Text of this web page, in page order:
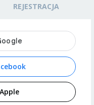
REJESTRACJA